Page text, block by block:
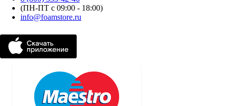
(ПН-ПТ с 09:00 - 18:00)
info@foamstore.ru